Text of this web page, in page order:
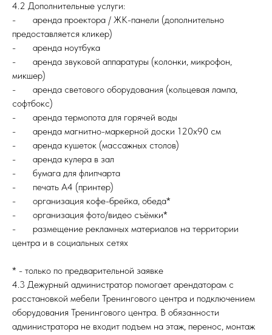
4.2 Дополнительные услуги:
- аренда проектора / ЖК-панели (дополнительно
предоставляется кликер)
- аренда ноутбука
- аренда звуковой аппаратуры (колонки, микрофон,
микшер)
- аренда светового оборудования (кольцевая лампа,
софтбокс)
- аренда термопота для горячей воды
- аренда магнитно-маркерной доски 120х90 см
- аренда кушеток (массажных столов)
- аренда кулера в зал
- бумага для флипчарта
- печать А4 (принтер)
- организация кофе-брейка, обеда*
- организация фото/видео съёмки*
- размещение рекламных материалов на территории
центра и в социальных сетях
* - только по предварительной заявке
4.3 Дежурный администратор помогает арендаторам с
расстановкой мебели Тренингового центра и подключением
оборудования Тренингового центра. В обязанности
администратора не входит подъем на этаж, перенос, монтаж